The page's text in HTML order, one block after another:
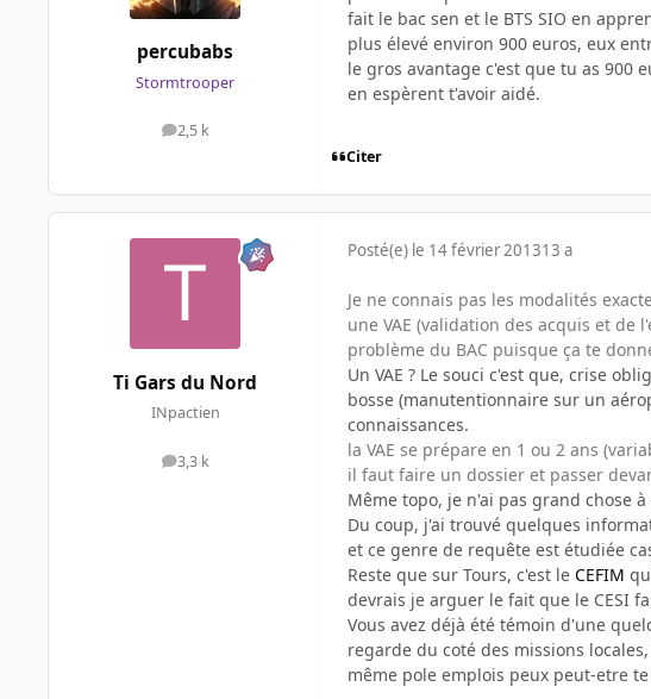
percubabs
Stormtrooper
2,5 k
messages
fait le bac sen et le BTS SIO en
plus élevé environ 900 euros, eux
le gros avantage c'est que tu as 900
en espèrent t'avoir aidé.
Citer
Ti Gars du Nord
INpactien
3,3 k
messages
Posté(e) le 14 février 201313 a
Je ne connais pas les modalités
une VAE (validation des acquis et
problème du BAC puisque ça te
Un VAE ? Le souci c'est que, crise
bosse (manutentionnaire sur un
connaissances.
la VAE se prépare en 1 ou 2 ans
il faut faire un dossier et passer
Même topo, je n'ai pas grand chose
Du coup, j'ai trouvé quelques
et ce genre de requête est étudiée
Reste que sur Tours, c'est le CEFIM
devrais je arguer le fait que le CESI
Vous avez déjà été témoin d'une
regarde du coté des missions
même pole emplois peux peut-etre